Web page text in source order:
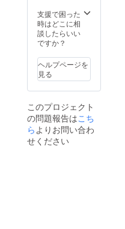
ガーに
も対応
できま
す。 ま
シャツ
を掛け
たまま
のハン
そのま
ま、ま
とめて
クロー
ゼット
支援で困った
時はどこに相
談したらいい
ですか？
ヘルプページを
見る
このプロジェクト
の問題報告はこち
ら よりお問い合わ
せください